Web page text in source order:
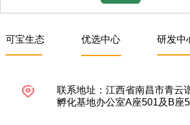
可宝生态 优选中心 研发中
联系地址：江西省南昌市青云
孵化基地办公室A座501及B座